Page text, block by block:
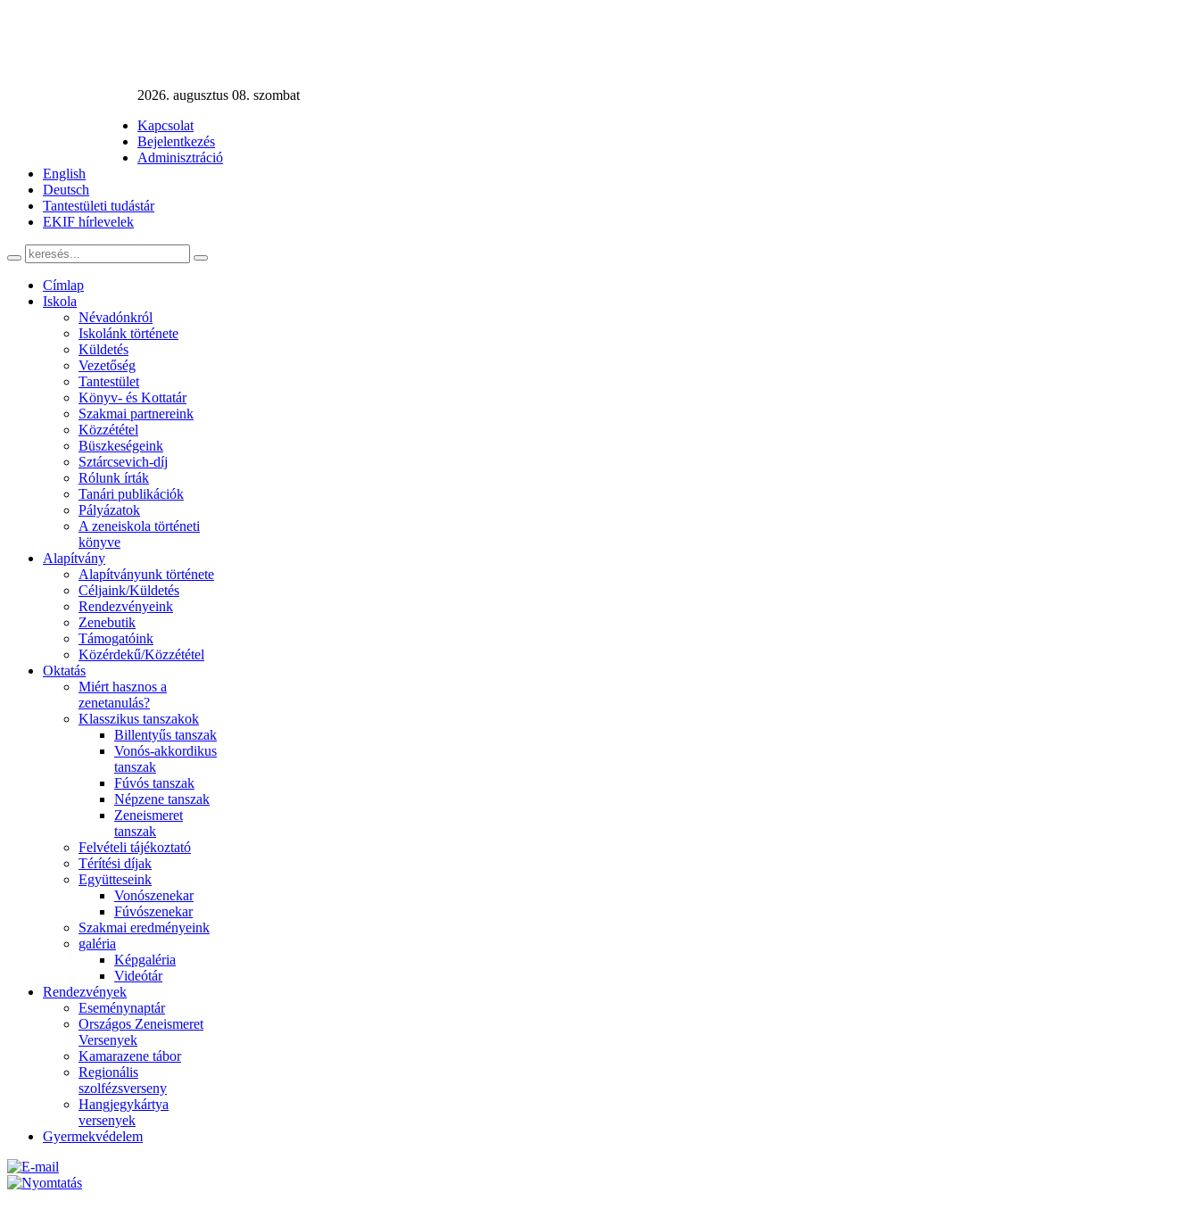
2026. augusztus 08. szombat
Kapcsolat
Bejelentkezés
Adminisztráció
English
Deutsch
Tantestületi tudástár
EKIF hírlevelek
Címlap
Iskola
Névadónkról
Iskolánk története
Küldetés
Vezetőség
Tantestület
Könyv- és Kottatár
Szakmai partnereink
Közzététel
Büszkeségeink
Sztárcsevich-díj
Rólunk írták
Tanári publikációk
Pályázatok
A zeneiskola történeti
könyve
Alapítvány
Alapítványunk története
Céljaink/Küldetés
Rendezvényeink
Zenebutik
Támogatóink
Közérdekű/Közzététel
Oktatás
Miért hasznos a
zenetanulás?
Klasszikus tanszakok
Billentyűs tanszak
Vonós-akkordikus
tanszak
Fúvós tanszak
Népzene tanszak
Zeneismeret
tanszak
Felvételi tájékoztató
Térítési díjak
Együtteseink
Vonószenekar
Fúvószenekar
Szakmai eredményeink
galéria
Képgaléria
Videótár
Rendezvények
Eseménynaptár
Országos Zeneismeret
Versenyek
Kamarazene tábor
Regionális
szolfézsverseny
Hangjegykártya
versenyek
Gyermekvédelem